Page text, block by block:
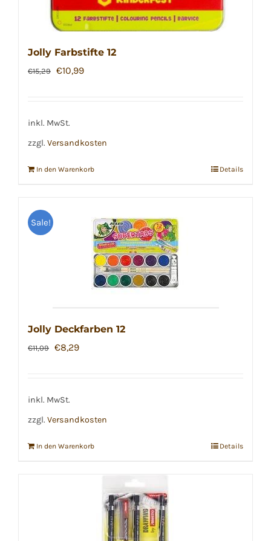
Jolly Farbstifte 12
€15,29 Ursprünglicher
€15,29
€10,99Aktueller
inkl. MwSt.
zzgl. Versandkosten
In den Warenkorb Details
Sale!
Jolly Deckfarben 12
€11,09 Ursprünglicher
€11,09
€8,29Aktueller
inkl. MwSt.
zzgl. Versandkosten
In den Warenkorb Details